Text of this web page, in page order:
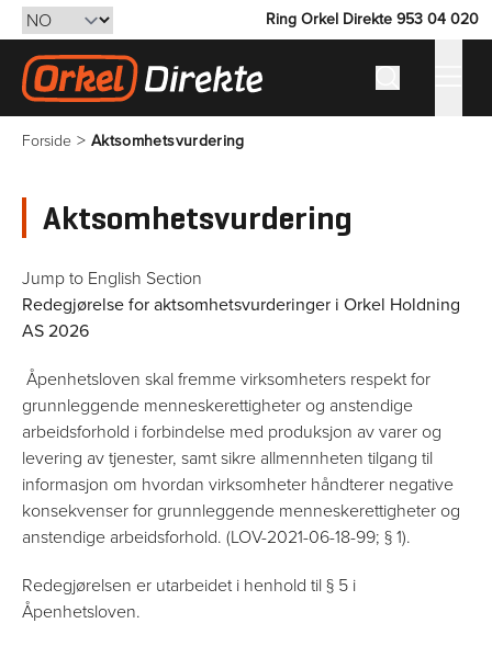
Hopp til innhold Ring Orkel Direkte 953 04 020
Gå til forsiden
Forside > Aktsomhetsvurdering
Aktsomhetsvurdering
Jump to English Section
Redegjørelse for aktsomhetsvurderinger i Orkel Holdning
AS 2026
Åpenhetsloven skal fremme virksomheters respekt for
grunnleggende menneskerettigheter og anstendige
arbeidsforhold i forbindelse med produksjon av varer og
levering av tjenester, samt sikre allmennheten tilgang til
informasjon om hvordan virksomheter håndterer negative
konsekvenser for grunnleggende menneskerettigheter og
anstendige arbeidsforhold. (LOV-2021-06-18-99; § 1).
Redegjørelsen er utarbeidet i henhold til § 5 i
Åpenhetsloven.